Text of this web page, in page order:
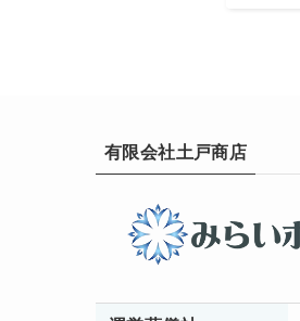
有限会社土戸商店